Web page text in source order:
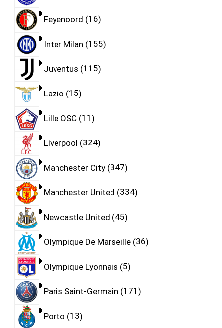
Feyenoord 16
Inter Milan 155
Juventus 115
Lazio 15
Lille OSC 11
Liverpool 324
Manchester City 347
Manchester United 334
Newcastle United 45
Olympique De Marseille 36
Olympique Lyonnais 5
Paris Saint-Germain 171
Porto 13